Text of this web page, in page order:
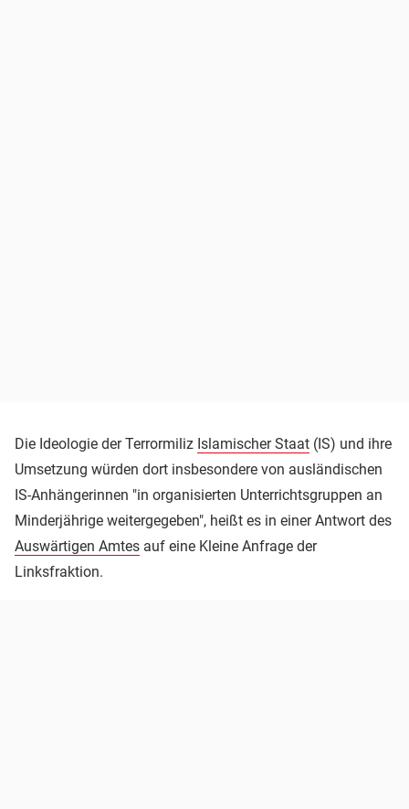
Die Ideologie der Terrormiliz Islamischer Staat (IS) und ihre
Umsetzung würden dort insbesondere von ausländischen
IS-Anhängerinnen "in organisierten Unterrichtsgruppen an
Minderjährige weitergegeben", heißt es in einer Antwort des
Auswärtigen Amtes auf eine Kleine Anfrage der
Linksfraktion.